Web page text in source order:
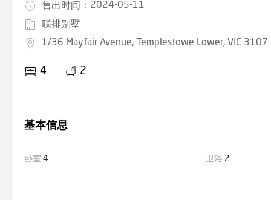
售出时间： 2024-05-11
联排别墅
1/36 Mayfair Avenue, Templestowe Lower, VIC 3107
4 2
基本信息
卧室 4 卫浴 2